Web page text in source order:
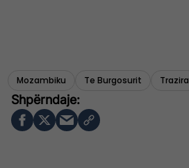
Mozambiku Te Burgosurit Trazira